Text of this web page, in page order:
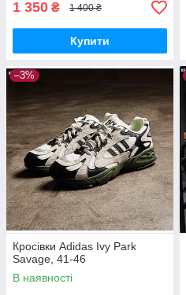
1 350 ₴ 1 400 ₴
Купити
–3%
Кросівки Adidas Ivy Park
Savage, 41-46
В наявності